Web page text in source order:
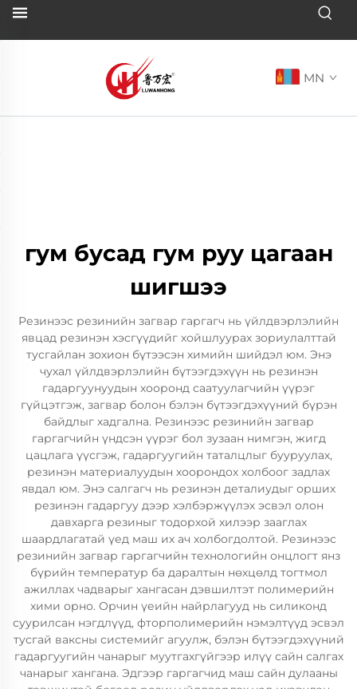
MN
гум бусад гум руу цагаан
шигшээ
Резинээс резинийн загвар гаргагч нь үйлдвэрлэлийн
явцад резинэн хэсгүүдийг хойшлуурах зориулалттай
тусгайлан зохион бүтээсэн химийн шийдэл юм. Энэ
чухал үйлдвэрлэлийн бүтээгдэхүүн нь резинэн
гадаргуунуудын хооронд саатуулагчийн үүрэг
гүйцэтгэж, загвар болон бэлэн бүтээгдэхүүний бүрэн
байдлыг хадгална. Резинээс резинийн загвар
гаргагчийн үндсэн үүрэг бол зузаан нимгэн, жигд
цацлага үүсгэж, гадаргуугийн таталцлыг бууруулах,
резинэн материалуудын хоорондох холбоог задлах
явдал юм. Энэ салгагч нь резинэн деталиудыг орших
резинэн гадаргуу дээр хэлбэржүүлэх эсвэл олон
давхарга резиныг тодорхой хилээр зааглах
шаардлагатай үед маш их ач холбогдолтой. Резинээс
резинийн загвар гаргагчийн технологийн онцлогт янз
бүрийн температур ба даралтын нөхцөлд тогтмол
ажиллах чадварыг хангасан дэвшилтэт полимерийн
хими орно. Орчин үеийн найрлагууд нь силиконд
суурилсан нэгдлүүд, фторполимерийн нэмэлтүүд эсвэл
тусгай ваксны системийг агуулж, бэлэн бүтээгдэхүүний
гадаргуугийн чанарыг муутгахгүйгээр илүү сайн салгах
чанарыг хангана. Эдгээр гаргагчид маш сайн дулааны